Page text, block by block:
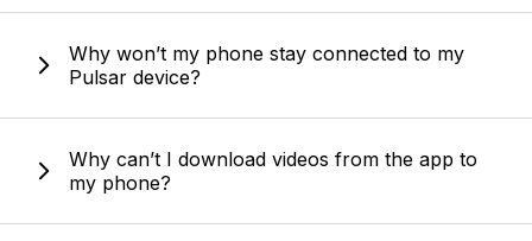
Why won’t my phone stay connected to my
Pulsar device?
Why can’t I download videos from the app to
my phone?